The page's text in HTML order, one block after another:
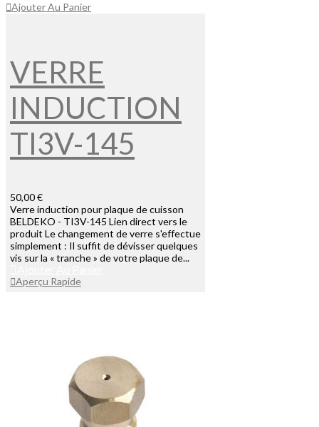
Ajouter Au Panier
VERRE
INDUCTION
TI3V-145
50,00 €
Verre induction pour plaque de cuisson
BELDEKO - TI3V-145 Lien direct vers le
produit Le changement de verre s'effectue
simplement : Il suffit de dévisser quelques
vis sur la « tranche » de votre plaque de...
Aperçu Rapide